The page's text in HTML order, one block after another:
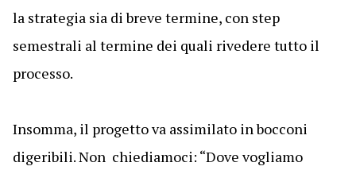
la strategia sia di breve termine, con step
semestrali al termine dei quali rivedere tutto il
processo.
Insomma, il progetto va assimilato in bocconi
digeribili. Non chiediamoci: “Dove vogliamo